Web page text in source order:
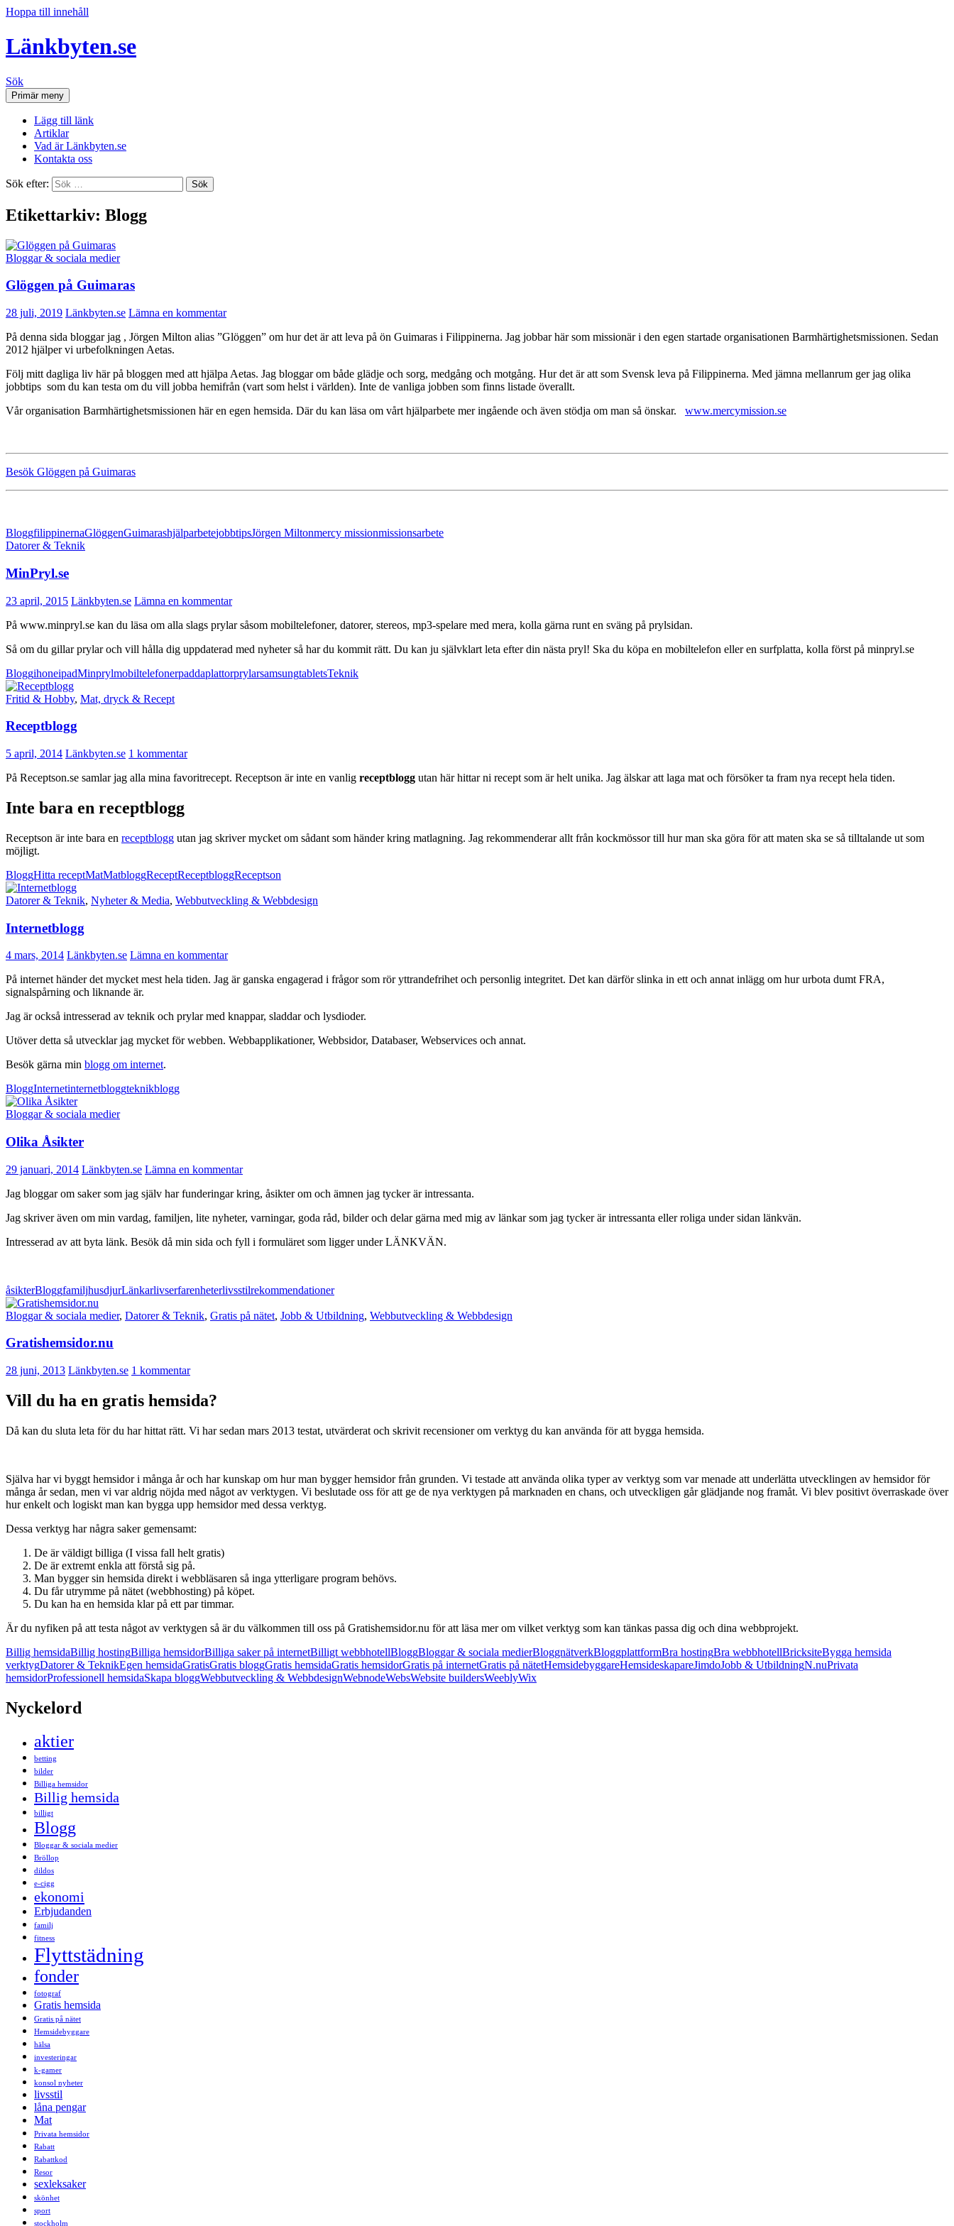
Hoppa till innehåll
Länkbyten.se
Sök
Primär meny
Lägg till länk
Artiklar
Vad är Länkbyten.se
Kontakta oss
Sök efter:
Etikettarkiv: Blogg
Bloggar & sociala medier
Glöggen på Guimaras
28 juli, 2019 Länkbyten.se Lämna en kommentar
På denna sida bloggar jag , Jörgen Milton alias ”Glöggen” om hur det är att leva på ön Guimaras i Filippinerna. Jag jobbar här som missionär i den egen startade organisationen Barmhärtighetsmissionen. Sedan
2012 hjälper vi urbefolkningen Aetas.
Följ mitt dagliga liv här på bloggen med att hjälpa Aetas. Jag bloggar om både glädje och sorg, medgång och motgång. Hur det är att som Svensk leva på Filippinerna. Med jämna mellanrum ger jag olika
jobbtips som du kan testa om du vill jobba hemifrån (vart som helst i världen). Inte de vanliga jobben som finns listade överallt.
Vår organisation Barmhärtighetsmissionen här en egen hemsida. Där du kan läsa om vårt hjälparbete mer ingående och även stödja om man så önskar. www.mercymission.se
Besök Glöggen på Guimaras
BloggfilippinernaGlöggenGuimarashjälparbetejobbtipsJörgen Miltonmercy missionmissionsarbete
Datorer & Teknik
MinPryl.se
23 april, 2015 Länkbyten.se Lämna en kommentar
På www.minpryl.se kan du läsa om alla slags prylar såsom mobiltelefoner, datorer, stereos, mp3-spelare med mera, kolla gärna runt en sväng på prylsidan.
Så om du gillar prylar och vill hålla dig uppdaterad med nyheter så har du kommit rätt. Du kan ju självklart leta efter din nästa pryl! Ska du köpa en mobiltelefon eller en surfplatta, kolla först på minpryl.se
BloggihoneipadMinprylmobiltelefonerpaddaplattorprylarsamsungtabletsTeknik
Fritid & Hobby, Mat, dryck & Recept
Receptblogg
5 april, 2014 Länkbyten.se 1 kommentar
På Receptson.se samlar jag alla mina favoritrecept. Receptson är inte en vanlig receptblogg utan här hittar ni recept som är helt unika. Jag älskar att laga mat och försöker ta fram nya recept hela tiden.
Inte bara en receptblogg
Receptson är inte bara en receptblogg utan jag skriver mycket om sådant som händer kring matlagning. Jag rekommenderar allt från kockmössor till hur man ska göra för att maten ska se så tilltalande ut som
möjligt.
BloggHitta receptMatMatbloggReceptReceptbloggReceptson
Datorer & Teknik, Nyheter & Media, Webbutveckling & Webbdesign
Internetblogg
4 mars, 2014 Länkbyten.se Lämna en kommentar
På internet händer det mycket mest hela tiden. Jag är ganska engagerad i frågor som rör yttrandefrihet och personlig integritet. Det kan därför slinka in ett och annat inlägg om hur urbota dumt FRA,
signalspårning och liknande är.
Jag är också intresserad av teknik och prylar med knappar, sladdar och lysdioder.
Utöver detta så utvecklar jag mycket för webben. Webbapplikationer, Webbsidor, Databaser, Webservices och annat.
Besök gärna min blogg om internet.
BloggInternetinternetbloggteknikblogg
Bloggar & sociala medier
Olika Åsikter
29 januari, 2014 Länkbyten.se Lämna en kommentar
Jag bloggar om saker som jag själv har funderingar kring, åsikter om och ämnen jag tycker är intressanta.
Jag skriver även om min vardag, familjen, lite nyheter, varningar, goda råd, bilder och delar gärna med mig av länkar som jag tycker är intressanta eller roliga under sidan länkvän.
Intresserad av att byta länk. Besök då min sida och fyll i formuläret som ligger under LÄNKVÄN.
åsikterBloggfamiljhusdjurLänkarlivserfarenheterlivsstilrekommendationer
Bloggar & sociala medier, Datorer & Teknik, Gratis på nätet, Jobb & Utbildning, Webbutveckling & Webbdesign
Gratishemsidor.nu
28 juni, 2013 Länkbyten.se 1 kommentar
Vill du ha en gratis hemsida?
Då kan du sluta leta för du har hittat rätt. Vi har sedan mars 2013 testat, utvärderat och skrivit recensioner om verktyg du kan använda för att bygga hemsida.
Själva har vi byggt hemsidor i många år och har kunskap om hur man bygger hemsidor från grunden. Vi testade att använda olika typer av verktyg som var menade att underlätta utvecklingen av hemsidor för
många år sedan, men vi var aldrig nöjda med något av verktygen. Vi beslutade oss för att ge de nya verktygen på marknaden en chans, och utveckligen går glädjande nog framåt. Vi blev positivt överraskade över
hur enkelt och logiskt man kan bygga upp hemsidor med dessa verktyg.
Dessa verktyg har några saker gemensamt:
De är väldigt billiga (I vissa fall helt gratis)
De är extremt enkla att förstå sig på.
Man bygger sin hemsida direkt i webbläsaren så inga ytterligare program behövs.
Du får utrymme på nätet (webbhosting) på köpet.
Du kan ha en hemsida klar på ett par timmar.
Är du nyfiken på att testa något av verktygen så är du välkommen till oss på Gratishemsidor.nu för att läsa mer om vilket verktyg som kan tänkas passa dig och dina webbprojekt.
Billig hemsidaBillig hostingBilliga hemsidorBilliga saker på internetBilligt webbhotellBloggBloggar & sociala medierBloggnätverkBloggplattformBra hostingBra webbhotellBricksiteBygga hemsida
verktygDatorer & TeknikEgen hemsidaGratisGratis bloggGratis hemsidaGratis hemsidorGratis på internetGratis på nätetHemsidebyggareHemsideskapareJimdoJobb & UtbildningN.nuPrivata
hemsidorProfessionell hemsidaSkapa bloggWebbutveckling & WebbdesignWebnodeWebsWebsite buildersWeeblyWix
Nyckelord
aktier
betting
bilder
Billiga hemsidor
Billig hemsida
billigt
Blogg
Bloggar & sociala medier
Bröllop
dildos
e-cigg
ekonomi
Erbjudanden
familj
fitness
Flyttstädning
fonder
fotograf
Gratis hemsida
Gratis på nätet
Hemsidebyggare
hälsa
investeringar
k-gamer
konsol nyheter
livsstil
låna pengar
Mat
Privata hemsidor
Rabatt
Rabattkod
Resor
sexleksaker
skönhet
sport
stockholm